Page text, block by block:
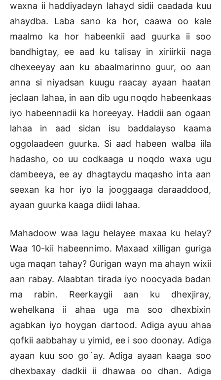
waxna ii haddiyadayn lahayd sidii caadada kuu
ahaydba. Laba sano ka hor, caawa oo kale
maalmo ka hor habeenkii aad guurka ii soo
bandhigtay, ee aad ku talisay in xiriirkii naga
dhexeeyay aan ku abaalmarinno guur, oo aan
anna si niyadsan kuugu raacay ayaan haatan
jeclaan lahaa, in aan dib ugu noqdo habeenkaas
iyo habeennadii ka horeeyay. Haddii aan ogaan
lahaa in aad sidan isu baddalayso kaama
oggolaadeen guurka. Si aad habeen walba iila
hadasho, oo uu codkaaga u noqdo waxa ugu
dambeeya, ee ay dhagtaydu maqasho inta aan
seexan ka hor iyo la jooggaaga daraaddood,
ayaan guurka kaaga diidi lahaa.
Mahadoow waa lagu helayee maxaa ku helay?
Waa 10-kii habeennimo. Maxaad xilligan guriga
uga maqan tahay? Gurigan wayn ma ahayn wixii
aan rabay. Alaabtan tirada iyo noocyada badan
ma rabin. Reerkaygii aan ku dhexjiray,
wehelkana ii ahaa uga ma soo dhexbixin
agabkan iyo hoygan dartood. Adiga ayuu ahaa
qofkii aabbahay u yimid, ee i soo doonay. Adiga
ayaan kuu soo go´ay. Adiga ayaan kaaga soo
dhexbaxay dadkii ii dhawaa oo dhan. Adiga